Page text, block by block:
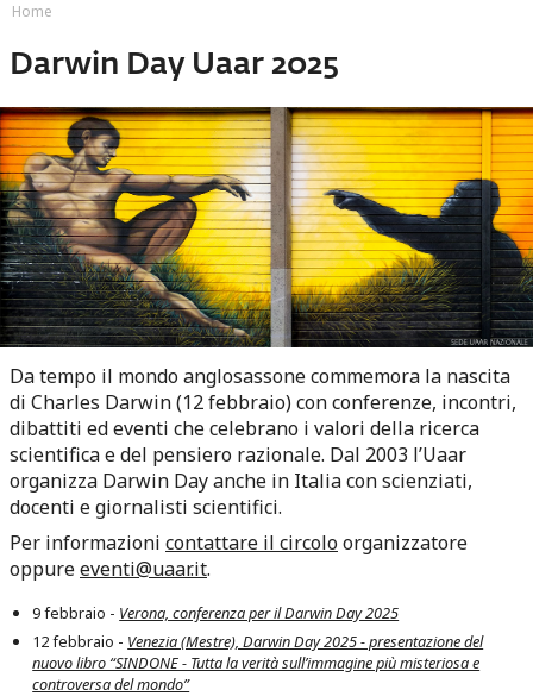
Tu sei qui
Home
Darwin Day Uaar 2025
Da tempo il mondo anglosassone commemora la nascita
di Charles Darwin (12 febbraio) con conferenze, incontri,
dibattiti ed eventi che celebrano i valori della ricerca
scientifica e del pensiero razionale. Dal 2003 l’Uaar
organizza Darwin Day anche in Italia con scienziati,
docenti e giornalisti scientifici.
Per informazioni contattare il circoloorganizzatore
oppureeventi@uaar.it.
9 febbraio - Verona, conferenza per il Darwin Day 2025
12 febbraio - Venezia (Mestre), Darwin Day 2025 - presentazione del
nuovo libro “SINDONE - Tutta la verità sull’immagine più misteriosa e
controversa del mondo”